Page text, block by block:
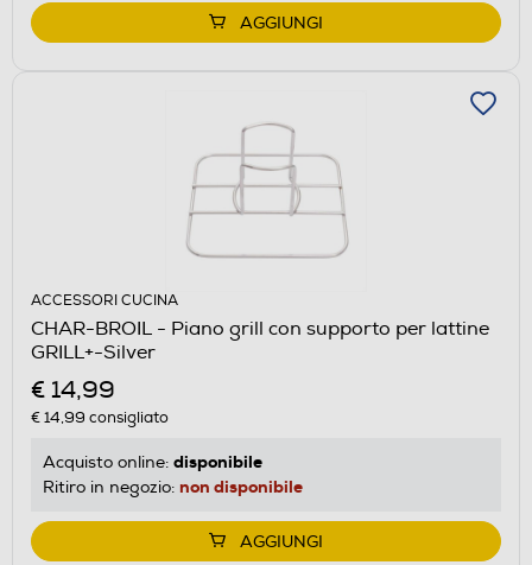
AGGIUNGI
ACCESSORI CUCINA
CHAR-BROIL - Piano grill con supporto per lattine
GRILL+-Silver
€ 14,99
€ 14,99 consigliato
Acquisto online: disponibile
Ritiro in negozio: non disponibile
AGGIUNGI